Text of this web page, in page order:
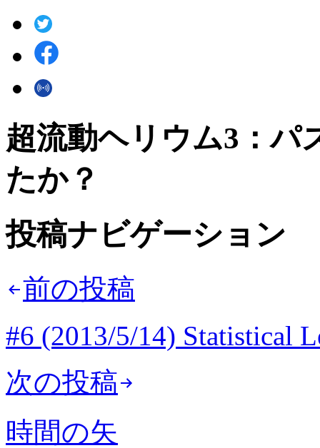
超流動ヘリウム3：パ
たか？
投稿ナビゲーション
前の投稿
#6 (2013/5/14) Statistical
次の投稿
時間の矢